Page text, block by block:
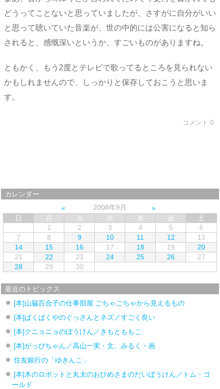
どうってことないと思っていましたが、さすがに自分がいい
と思って聴いていた音楽が、世の中的には公害になると知ら
されると、感慨深いというか、すごいものがありますね。
ともかく、もう2度とテレビで歌ってるところを見られない
かもしれませんので、しっかりと保存しておこうと思いま
す。
コメント:0
カレンダー
2008年9月
日
月 火 水 木 金
土
1
2 3 4 5
6
7
8 9 10 11 12
13
14
15 16 17 18 19
20
21
22 23 24 25 26
27
28
29 30
最近のトピックス
[本]山脇百合子の仕事部屋 ごちゃごちゃから見えるもの
[本]ぱくぱくやのぐっさんとネズ／すごく良い
[本]クニョニョのぼうけん／きもとももこ
[本]がっぴちゃん／高山一実・文、みるく・画
住友銀行の「ゆきんこ」
[本]木のロボットと丸太のおひめさまのだいぼうけん／トム・ゴ
ールド